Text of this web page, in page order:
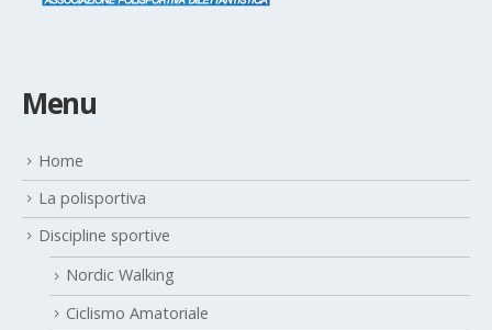
Menu
Home
La polisportiva
Discipline sportive
Nordic Walking
Ciclismo Amatoriale